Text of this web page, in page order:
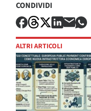
CONDIVIDI
ALTRI ARTICOLI